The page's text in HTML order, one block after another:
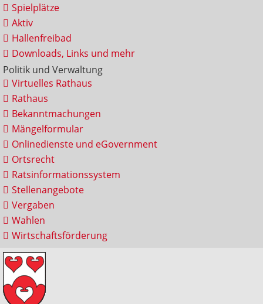
Spielplätze
Aktiv
Hallenfreibad
Downloads, Links und mehr
Politik und Verwaltung
Virtuelles Rathaus
Rathaus
Bekanntmachungen
Mängelformular
Onlinedienste und eGovernment
Ortsrecht
Ratsinformationssystem
Stellenangebote
Vergaben
Wahlen
Wirtschaftsförderung